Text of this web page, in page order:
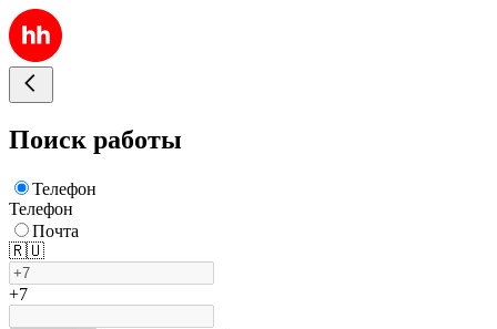
Поиск работы
Телефон
Телефон
Почта
🇷🇺
+7